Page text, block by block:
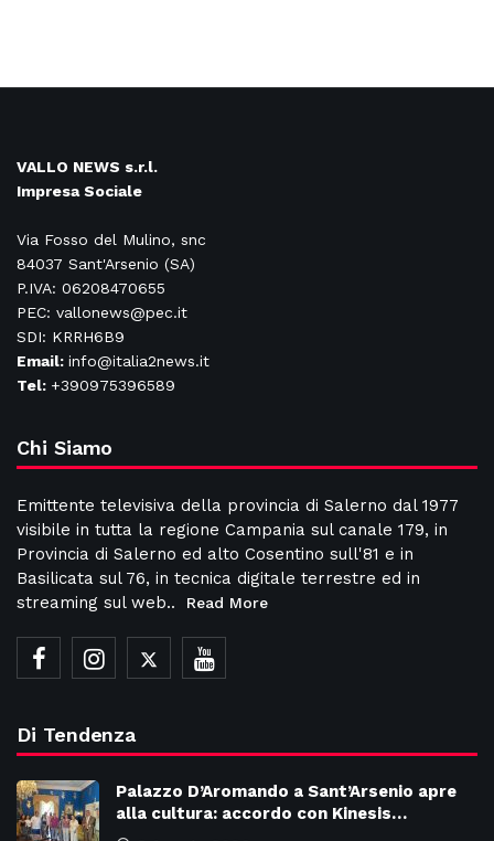
VALLO NEWS s.r.l.
Impresa Sociale
Via Fosso del Mulino, snc
84037 Sant'Arsenio (SA)
P.IVA: 06208470655
PEC: vallonews@pec.it
SDI: KRRH6B9
Email: info@italia2news.it
Tel: +390975396589
Chi Siamo
Emittente televisiva della provincia di Salerno dal 1977
visibile in tutta la regione Campania sul canale 179, in
Provincia di Salerno ed alto Cosentino sull'81 e in
Basilicata sul 76, in tecnica digitale terrestre ed in
streaming sul web..
Read More
Di Tendenza
Palazzo D’Aromando a Sant’Arsenio apre
alla cultura: accordo con Kinesis…